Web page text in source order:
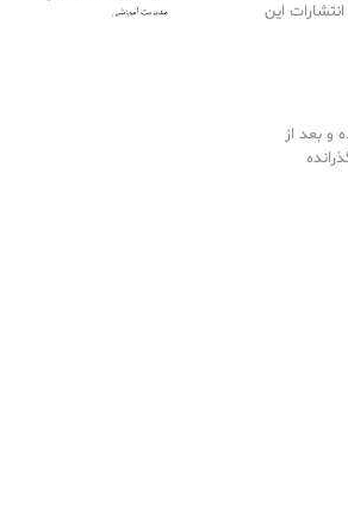
این
و بعد از